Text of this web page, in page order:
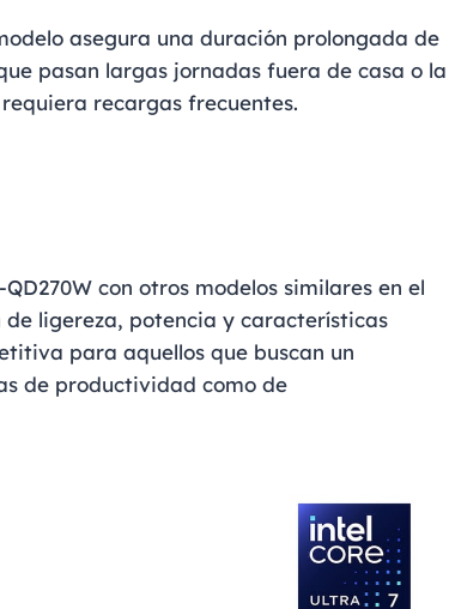
asegura una duración prolongada de
pasan largas jornadas fuera de casa o la
recargas frecuentes.
con otros modelos similares en el
ligereza, potencia y características
para aquellos que buscan un
de productividad como de